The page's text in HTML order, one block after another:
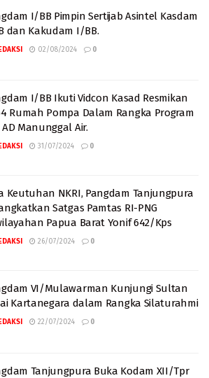
I/BB Pimpin Sertijab Asintel Kasdam
dan Kakudam I/BB.
02/08/2024 0
I/BB Ikuti Vidcon Kasad Resmikan
Rumah Pompa Dalam Rangka Program
AD Manunggal Air.
31/07/2024 0
Keutuhan NKRI, Pangdam Tanjungpura
Satgas Pamtas RI-PNG
Papua Barat Yonif 642/Kps
26/07/2024 0
VI/Mulawarman Kunjungi Sultan
Kartanegara dalam Rangka Silaturahmi
22/07/2024 0
Tanjungpura Buka Kodam XII/Tpr